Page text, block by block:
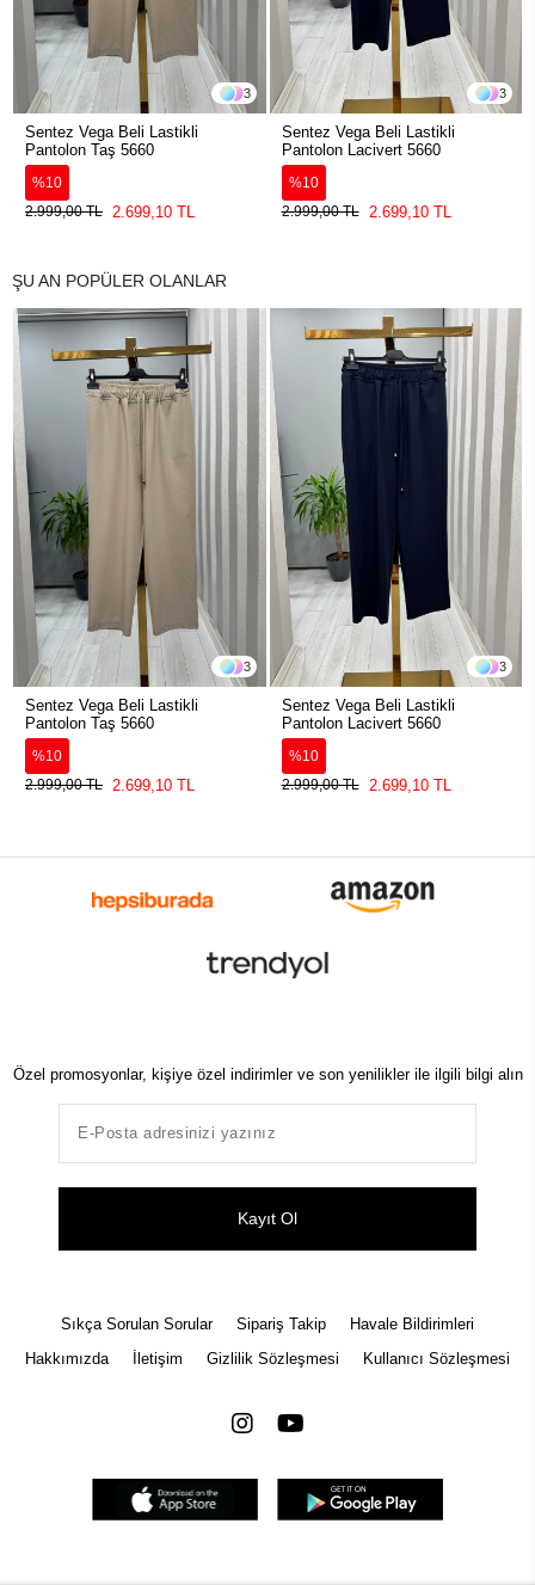
3
Sentez Vega Beli Lastikli
Pantolon Taş 5660
%10
2.999,00 TL
2.699,10 TL
3
Sentez Vega Beli Lastikli
Pantolon Lacivert 5660
%10
2.999,00 TL
2.699,10 TL
ŞU AN POPÜLER OLANLAR
3
Sentez Vega Beli Lastikli
Pantolon Taş 5660
%10
2.999,00 TL
2.699,10 TL
3
Sentez Vega Beli Lastikli
Pantolon Lacivert 5660
%10
2.999,00 TL
2.699,10 TL
Özel promosyonlar, kişiye özel indirimler ve son yenilikler ile ilgili bilgi alın
Kayıt Ol
Sıkça Sorulan Sorular Sipariş Takip
Havale Bildirimleri
Hakkımızda
İletişim Gizlilik Sözleşmesi Kullanıcı Sözleşmesi